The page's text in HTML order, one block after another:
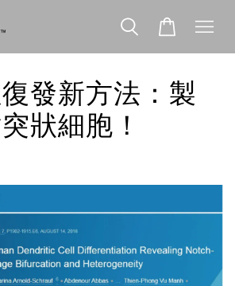
發新方法：製
狀細胞！